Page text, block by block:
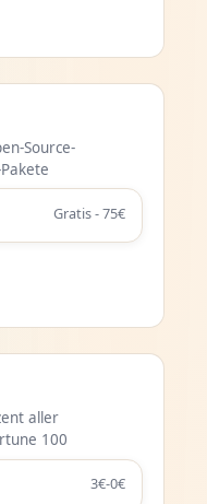
Source-
Gratis - 75€
aller
100
3€-0€